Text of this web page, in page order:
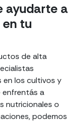
ayudarte a
tu
de alta
los cultivos y
enfrentás a
nutricionales o
podemos